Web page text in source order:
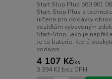
Start Stop Plus 560 901
Start-Stop Plus s
určena pro dodávky
vozidlům vybaveným
Start-Stop, jako je
Je to baterie, která
vodivos...
4 107 Kč/ks
3 394 Kč bez DPH